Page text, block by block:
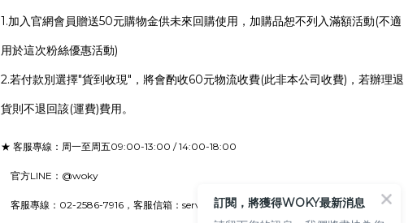
1.加入官網會員贈送50元購物金供未來回購使用，加購品恕不列入滿額活動(不適
用於這次粉絲優惠活動)
2.若付款別選擇"貨到收現"，將會酌收60元物流收費(此非本公司收費)，若辦理退
貨則不退回該(運費)費用。
★ 客服專線：周一至周五09:00-13:00 / 14:00-18:00
官方LINE：@woky
客服專線：02-2586-7916，客服信箱：service@woky.com.tw訂閱，將獲得WOKY最新消息